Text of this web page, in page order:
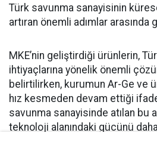
Türk savunma sanayisinin
artıran önemli adımlar arasında
MKE’nin geliştirdiği ürünlerin,
ihtiyaçlarına yönelik önemli
belirtilirken, kurumun Ar-Ge ve
hız kesmeden devam ettiği
savunma sanayisinde atılan bu
teknoloji alanındaki gücünü